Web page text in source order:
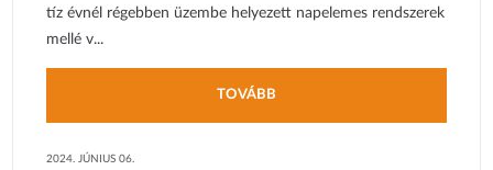
tíz évnél régebben üzembe helyezett napelemes rendszerek
mellé v...
TOVÁBB
2024. JÚNIUS 06.